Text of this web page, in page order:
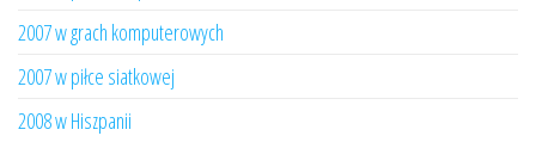
2007 w grach komputerowych
2007 w piłce siatkowej
2008 w Hiszpanii